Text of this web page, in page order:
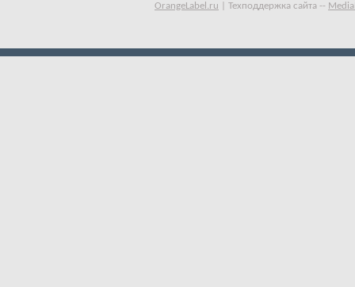
OrangeLabel.ru
Техподдержка сайта --